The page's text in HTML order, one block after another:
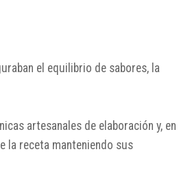
el equilibrio de sabores, la
artesanales de elaboración y, en
la receta manteniendo sus